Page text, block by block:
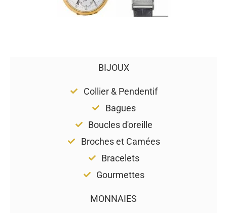
BIJOUX
Collier & Pendentif
Bagues
Boucles d'oreille
Broches et Camées
Bracelets
Gourmettes
MONNAIES